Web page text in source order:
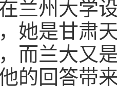
兰州大学
她是甘肃
而兰大又
的回答带